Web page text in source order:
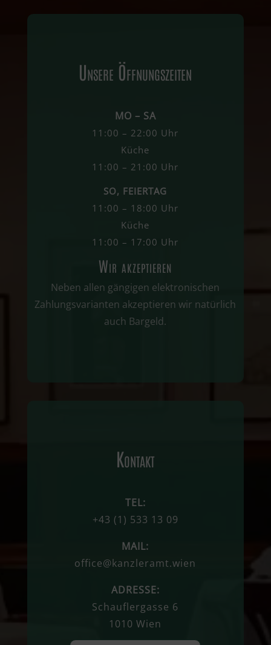
Unsere Öffnungszeiten
MO – SA
11:00 – 22:00 Uhr
Küche
11:00 – 21:00 Uhr
SO, FEIERTAG
11:00 – 18:00 Uhr
Küche
11:00 – 17:00 Uhr
Wir akzeptieren
Neben allen gängigen elektronischen
Zahlungsvarianten akzeptieren wir natürlich
auch Bargeld.
Kontakt
TEL:
+43 (1) 533 13 09
MAIL:
office@kanzleramt.wien
ADRESSE:
Schauflergasse 6
1010 Wien